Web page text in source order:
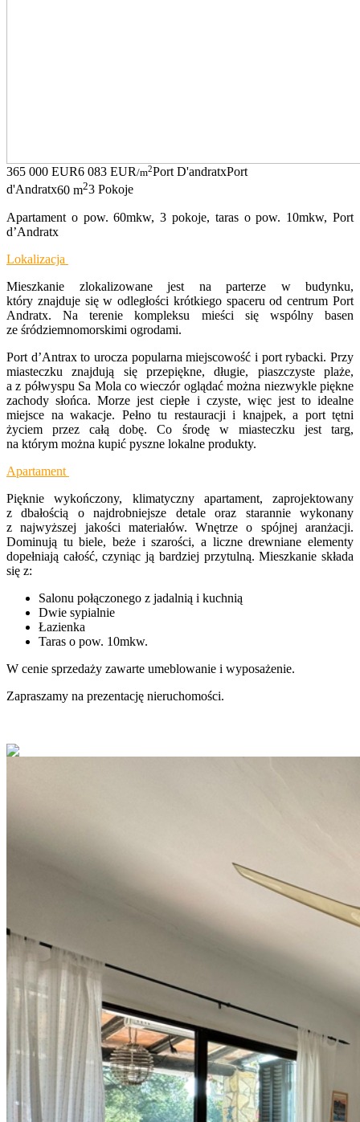
365 000 EUR6 083 EUR/m2Port D'andratxPort
d'Andratx60 m23 Pokoje
Apartament o pow. 60mkw, 3 pokoje, taras o pow. 10mkw, Port
d’Andratx
Lokalizacja
Mieszkanie zlokalizowane jest na parterze w budynku,
który znajduje się w odległości krótkiego spaceru od centrum Port
Andratx. Na terenie kompleksu mieści się wspólny basen
ze śródziemnomorskimi ogrodami.
Port d’Antrax to urocza popularna miejscowość i port rybacki. Przy
miasteczku znajdują się przepiękne, długie, piaszczyste plaże,
a z półwyspu Sa Mola co wieczór oglądać można niezwykle piękne
zachody słońca. Morze jest ciepłe i czyste, więc jest to idealne
miejsce na wakacje. Pełno tu restauracji i knajpek, a port tętni
życiem przez całą dobę. Co środę w miasteczku jest targ,
na którym można kupić pyszne lokalne produkty.
Apartament
Pięknie wykończony, klimatyczny apartament, zaprojektowany
z dbałością o najdrobniejsze detale oraz starannie wykonany
z najwyższej jakości materiałów. Wnętrze o spójnej aranżacji.
Dominują tu biele, beże i szarości, a liczne drewniane elementy
dopełniają całość, czyniąc ją bardziej przytulną. Mieszkanie składa
się z:
Salonu połączonego z jadalnią i kuchnią
Dwie sypialnie
Łazienka
Taras o pow. 10mkw.
W cenie sprzedaży zawarte umeblowanie i wyposażenie.
Zapraszamy na prezentację nieruchomości.